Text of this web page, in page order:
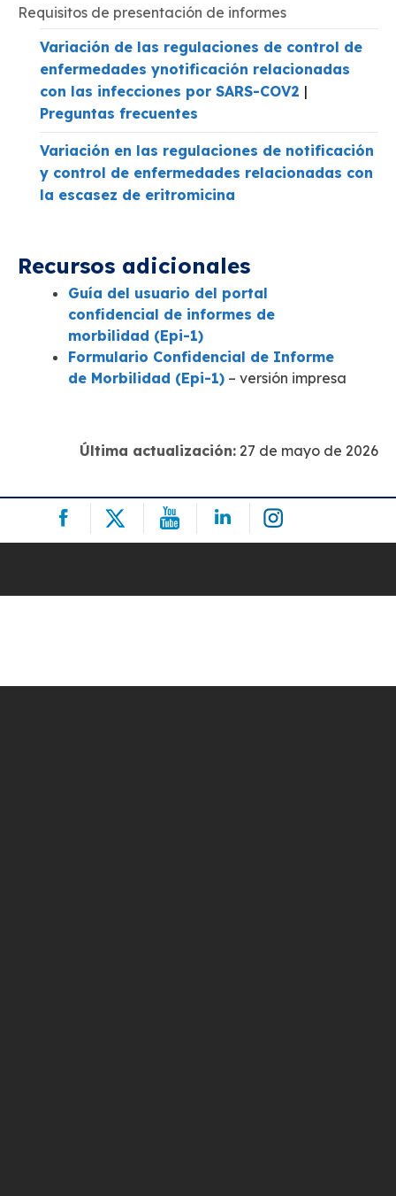
Requisitos de presentación de informes
Variación de las regulaciones de control de
enfermedades ynotificación relacionadas
con las infecciones por SARS-COV2 |
Preguntas frecuentes
Variación en las regulaciones de notificación
y control de enfermedades relacionadas con
la escasez de eritromicina
Recursos adicionales
Guía del usuario del portal
confidencial de informes de
morbilidad (Epi-1)
Formulario Confidencial de Informe
de Morbilidad (Epi-1) – versión impresa
Última actualización: 27 de mayo de 2026